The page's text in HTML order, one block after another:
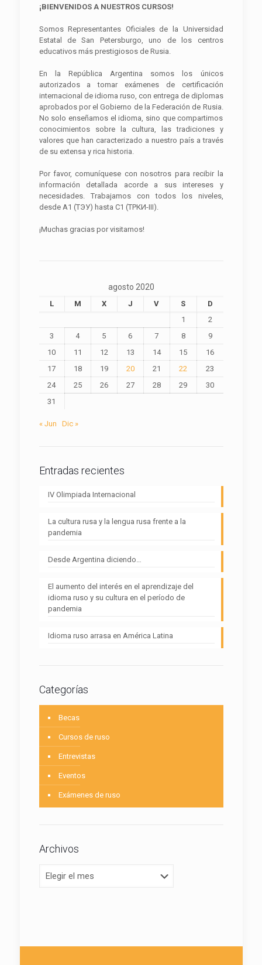
¡BIENVENIDOS A NUESTROS CURSOS!
Somos Representantes Oficiales de la Universidad
Estatal de San Petersburgo, uno de los centros
educativos más prestigiosos de Rusia.
En la República Argentina somos los únicos
autorizados a tomar exámenes de certificación
internacional de idioma ruso, con entrega de diplomas
aprobados por el Gobierno de la Federación de Rusia.
No solo enseñamos el idioma, sino que compartimos
conocimientos sobre la cultura, las tradiciones y
valores que han caracterizado a nuestro país a través
de su extensa y rica historia.
Por favor, comuníquese con nosotros para recibir la
información detallada acorde a sus intereses y
necesidades. Trabajamos con todos los niveles,
desde A1 (ТЭУ) hasta C1 (ТРКИ-III).
¡Muchas gracias por visitarnos!
agosto 2020
L M X J V S
D
1
2
3
4 5 6 7 8
9
10
11 12 13 14 15
16
17
18 19 20 21 22
23
24
25 26 27 28 29
30
31
« Jun Dic »
Entradas recientes
IV Olimpiada Internacional
La cultura rusa y la lengua rusa frente a la
pandemia
Desde Argentina diciendo…
El aumento del interés en el aprendizaje del
idioma ruso y su cultura en el período de
pandemia
Idioma ruso arrasa en América Latina
Categorías
Becas
Cursos de ruso
Entrevistas
Eventos
Exámenes de ruso
Archivos